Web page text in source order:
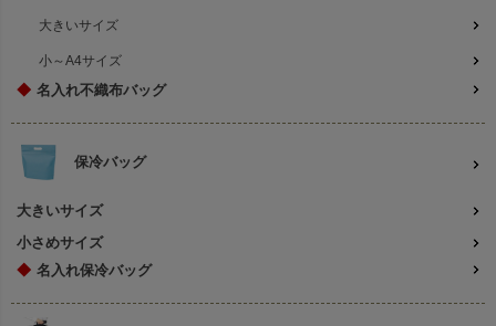
大きいサイズ
小～A4サイズ
◆ 名入れ不織布バッグ
保冷バッグ
大きいサイズ
小さめサイズ
◆ 名入れ保冷バッグ